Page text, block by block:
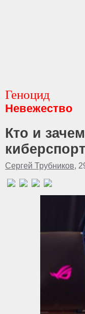
Геноцид
Невежество
Кто и
Сергей Трубников,